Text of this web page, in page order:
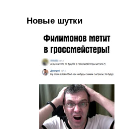
Новые шутки